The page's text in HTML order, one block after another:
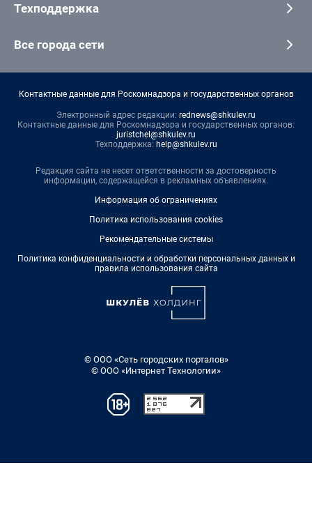
Техподдержка
Все города сети
Контактные данные для Роскомнадзора и государственных органов
Электронный адрес редакции: rednews@shkulev.ru
Контактные данные для Роскомнадзора и государственных органов:
juristchel@shkulev.ru
Техподдержка: help@shkulev.ru
Редакция сайта не несет ответственности за достоверность
информации, содержащейся в рекламных объявлениях.
Информация об ограничениях
Политика использования cookies
Рекомендательные системы
Политика конфиденциальности и обработки персональных данных и
правила использования сайта
© ООО «Сеть городских порталов»
© ООО «Интернет Технологии»